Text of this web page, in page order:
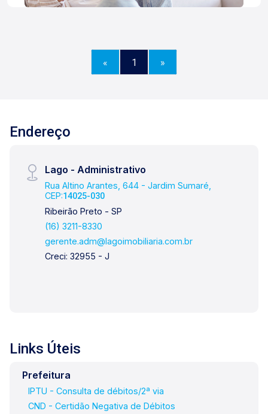
« 1 »
Endereço
Lago - Administrativo
Rua Altino Arantes, 644 - Jardim Sumaré,
CEP:14025-030
Ribeirão Preto - SP
(16) 3211-8330
gerente.adm@lagoimobiliaria.com.br
Creci: 32955 - J
Links Úteis
Prefeitura
IPTU - Consulta de débitos/2ª via
CND - Certidão Negativa de Débitos